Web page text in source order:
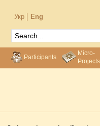
Укр Eng
Participants
Micro-
Projects